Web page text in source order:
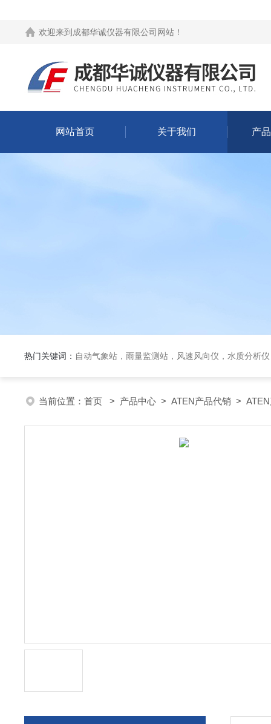
欢迎来到 成都华诚仪器有限公司网站 ！
网站首页 关于我们 产
热门关键词： 自动气象站，雨量监测站，风速风向仪，水质分析
当前位置： 首页 > 产品中心 > ATEN产品代销 >